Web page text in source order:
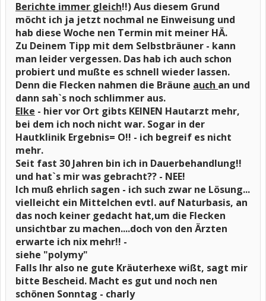
Berichte immer gleich!!) Aus diesem Grund
möcht ich ja jetzt nochmal ne Einweisung und
hab diese Woche nen Termin mit meiner HÄ.
Zu Deinem Tipp mit dem Selbstbräuner - kann
man leider vergessen. Das hab ich auch schon
probiert und mußte es schnell wieder lassen.
Denn die Flecken nahmen die Bräune auch an und
dann sah`s noch schlimmer aus.
Elke - hier vor Ort gibts KEINEN Hautarzt mehr,
bei dem ich noch nicht war. Sogar in der
Hautklinik Ergebnis= O!! - ich begreif es nicht
mehr.
Seit fast 30 Jahren bin ich in Dauerbehandlung!!
und hat`s mir was gebracht?? - NEE!
Ich muß ehrlich sagen - ich such zwar ne Lösung...
vielleicht ein Mittelchen evtl. auf Naturbasis, an
das noch keiner gedacht hat,um die Flecken
unsichtbar zu machen....doch von den Ärzten
erwarte ich nix mehr!! -
siehe "polymy"
Falls Ihr also ne gute Kräuterhexe wißt, sagt mir
bitte Bescheid. Macht es gut und noch nen
schönen Sonntag - charly